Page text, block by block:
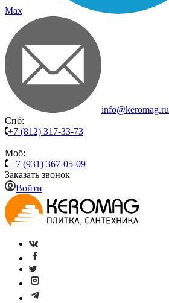
Max
info@keromag.ru
Спб:
+7 (812) 317-33-73
Моб:
+7 (931) 367-05-09
Заказать звонок
Войти